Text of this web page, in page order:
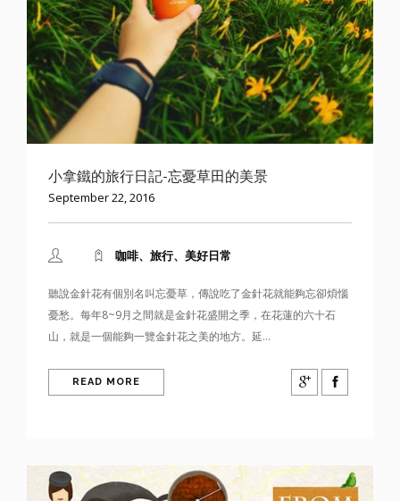
小拿鐵的旅行日記-忘憂草田的美景
September 22, 2016
咖啡、旅行、美好日常
聽說金針花有個別名叫忘憂草，傳說吃了金針花就能夠忘卻煩惱
憂愁。每年8~9月之間就是金針花盛開之季，在花蓮的六十石
山，就是一個能夠一覽金針花之美的地方。延...
READ MORE